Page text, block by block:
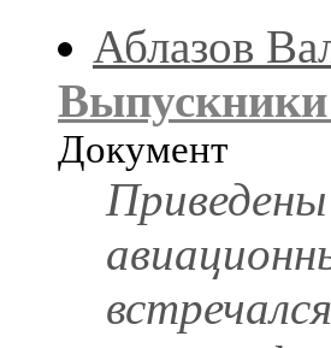
Аблазов
Выпускники
Документ
Приведены